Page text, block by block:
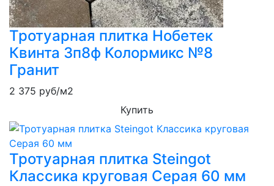
Тротуарная плитка Нобетек
Квинта 3п8ф Колормикс №8
Гранит
2 375 руб/м2
Купить
Тротуарная плитка Steingot
Классика круговая Серая 60 мм